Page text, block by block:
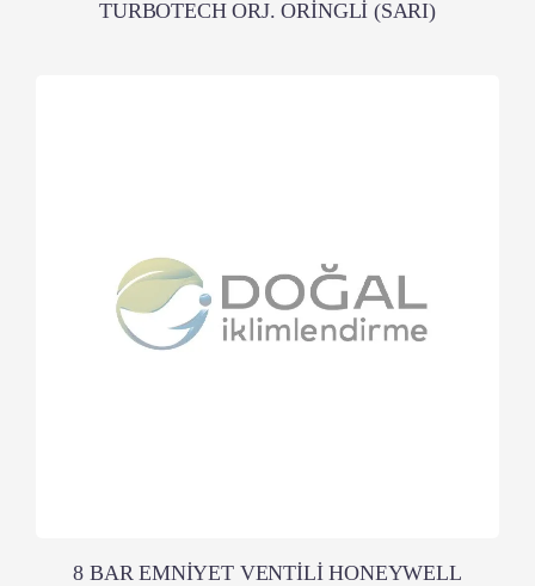
TURBOTECH ORJ. ORİNGLİ (SARI)
8 BAR EMNİYET VENTİLİ HONEYWELL